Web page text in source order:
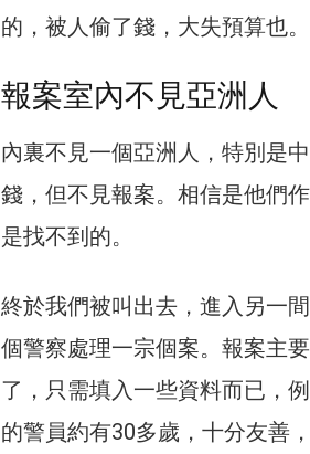
的，被人偷了錢，大失預算也。
報案室內不見亞洲人
內裏不見一個亞洲人，特別是
錢，但不見報案。相信是他們
是找不到的。
終於我們被叫出去，進入另一
個警察處理一宗個案。報案主
了，只需填入一些資料而已，
的警員約有30多歲，十分友善